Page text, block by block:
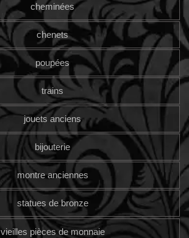
cheminées
chenets
poupées
trains
jouets anciens
bijouterie
montre anciennes
statues de bronze
vieilles pièces de monnaie